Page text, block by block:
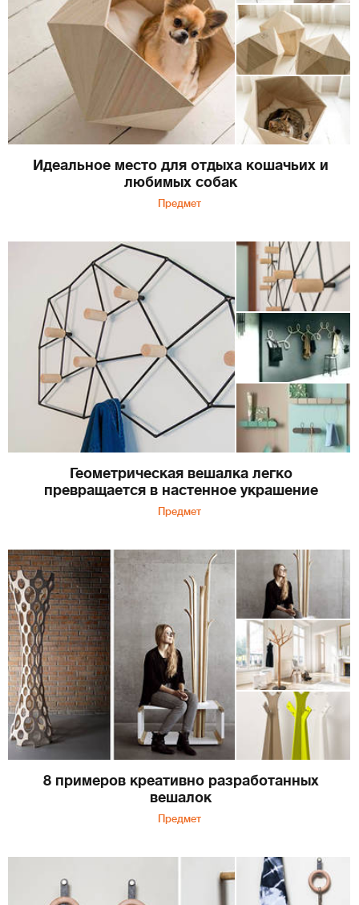
Идеальное место для отдыха кошачьих и
любимых собак
Предмет
Геометрическая вешалка легко
превращается в настенное украшение
Предмет
8 примеров креативно разработанных
вешалок
Предмет